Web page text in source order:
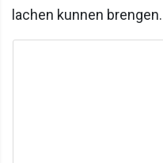
lachen kunnen brengen.